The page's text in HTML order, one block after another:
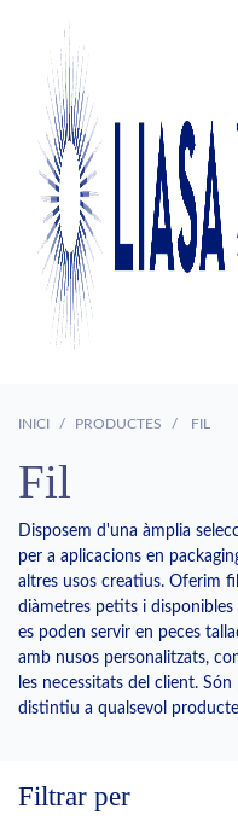
INICI PRODUCTES FIL
Fil
Disposem d'una àmplia
per a aplicacions en
altres usos creatius. Oferim
diàmetres petits i
es poden servir en peces
amb nusos personalitzats,
les necessitats del client.
distintiu a qualsevol
Filtrar per